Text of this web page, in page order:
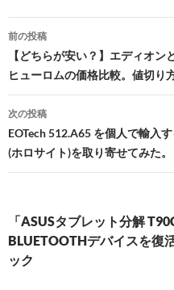
投
稿
ナ
ビ
ゲ
ー
ョ
ン
前の投稿
【どちらが安い？】エディオ
ヒューロムの価格比較。値切り
次の投稿
EOTech 512.A65 を個人で輸入
(ホロサイト)を取り寄せてみた。
「ASUSタブレット分解
BLUETOOTHデバイスを復
ック